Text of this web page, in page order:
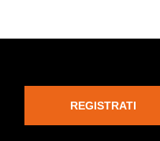
REGISTRATI